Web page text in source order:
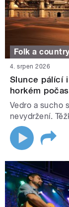
Folk a
4. srpen 2026
Slunce pálící
horkém
Vedro a sucho
nevydržení.